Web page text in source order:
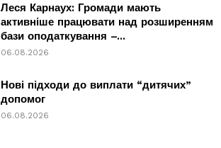
Леся Карнаух: Громади мають
активніше працювати над розширенням
бази оподаткування –...
06.08.2026
Нові підходи до виплати “дитячих”
допомог
06.08.2026